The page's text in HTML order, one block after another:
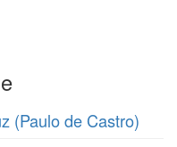
(Paulo de Castro)